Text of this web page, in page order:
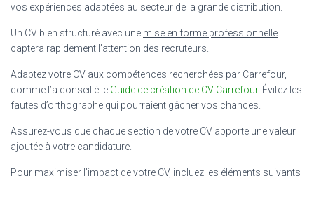
vos expériences adaptées au secteur de la grande distribution.
Un CV bien structuré avec une mise en forme professionnelle
captera rapidement l’attention des recruteurs.
Adaptez votre CV aux compétences recherchées par Carrefour,
comme l’a conseillé le Guide de création de CV Carrefour. Évitez les
fautes d’orthographe qui pourraient gâcher vos chances.
Assurez-vous que chaque section de votre CV apporte une valeur
ajoutée à votre candidature.
Pour maximiser l’impact de votre CV, incluez les éléments suivants
: